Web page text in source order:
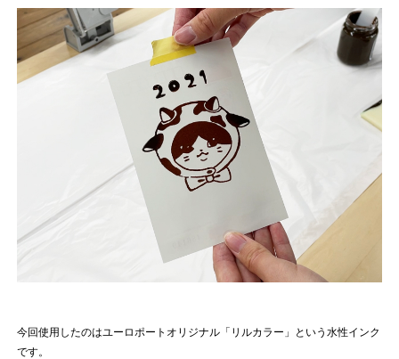
今回使用したのはユーロポートオリジナル「リルカラー」という水性インク
です。